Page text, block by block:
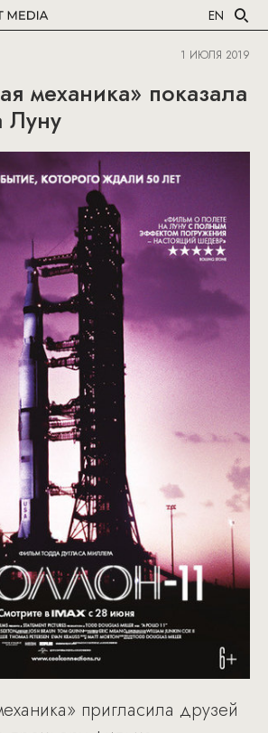
EN
1 ИЮЛЯ 2019
механика» показала
Луну
пригласила друзей